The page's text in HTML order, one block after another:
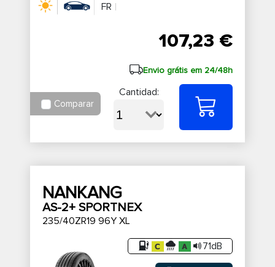
FR
107,23 €
Envio grátis em 24/48h
Comparar
Cantidad:
NANKANG
AS-2+ SPORTNEX
235/40ZR19 96Y XL
71dB